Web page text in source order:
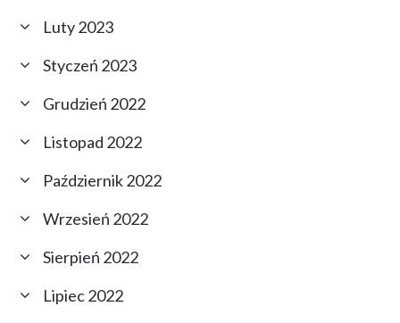
Luty 2023
Styczeń 2023
Grudzień 2022
Listopad 2022
Październik 2022
Wrzesień 2022
Sierpień 2022
Lipiec 2022